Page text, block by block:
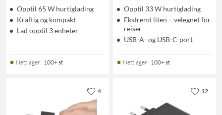
Opptil 65 W hurtiglading
Kraftig og kompakt
Lad opptil 3 enheter
Nettlager: 100+ st
Opptil 33 W hurtiglading
Ekstremt liten – velegnet for
reiser
USB-A- og USB-C-port
Nettlager: 100+ st
4 12